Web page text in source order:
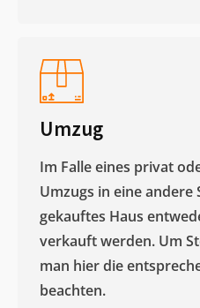
Umzug
Im Falle eines privat
Umzugs in eine
gekauftes Haus
verkauft werden. Um
man hier die
beachten.